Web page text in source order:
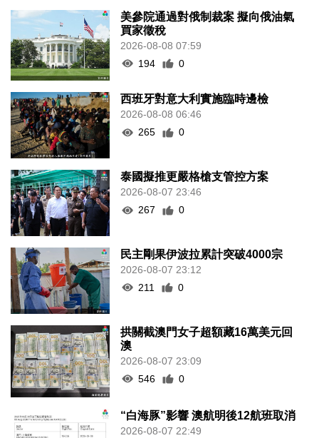
美參院通過對俄制裁案 擬向俄油氣
買家徵稅
2026-08-08 07:59
194
0
西班牙對意大利實施臨時邊檢
2026-08-08 06:46
265
0
泰國擬推更嚴格槍支管控方案
2026-08-07 23:46
267
0
民主剛果伊波拉累計突破4000宗
2026-08-07 23:12
211
0
拱關截澳門女子超額藏16萬美元回
澳
2026-08-07 23:09
546
0
“白海豚”影響 澳航明後12航班取消
2026-08-07 22:49